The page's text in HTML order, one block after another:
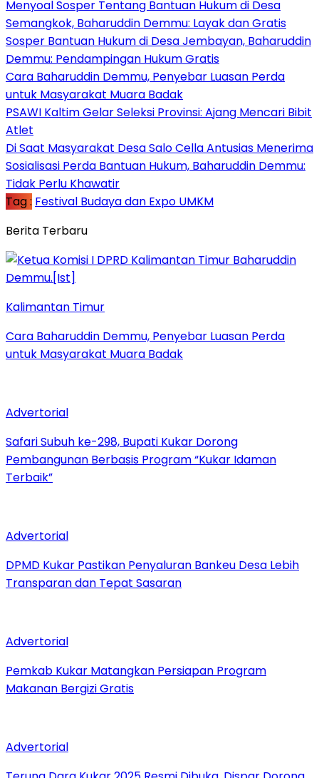
Menyoal Sosper Tentang Bantuan Hukum di Desa
Semangkok, Baharuddin Demmu: Layak dan Gratis
Sosper Bantuan Hukum di Desa Jembayan, Baharuddin
Demmu: Pendampingan Hukum Gratis
Cara Baharuddin Demmu, Penyebar Luasan Perda
untuk Masyarakat Muara Badak
PSAWI Kaltim Gelar Seleksi Provinsi: Ajang Mencari Bibit
Atlet
Di Saat Masyarakat Desa Salo Cella Antusias Menerima
Sosialisasi Perda Bantuan Hukum, Baharuddin Demmu:
Tidak Perlu Khawatir
Tag : Festival Budaya dan Expo UMKM
Berita Terbaru
Kalimantan Timur
Cara Baharuddin Demmu, Penyebar Luasan Perda
untuk Masyarakat Muara Badak
Advertorial
Safari Subuh ke-298, Bupati Kukar Dorong
Pembangunan Berbasis Program “Kukar Idaman
Terbaik”
Advertorial
DPMD Kukar Pastikan Penyaluran Bankeu Desa Lebih
Transparan dan Tepat Sasaran
Advertorial
Pemkab Kukar Matangkan Persiapan Program
Makanan Bergizi Gratis
Advertorial